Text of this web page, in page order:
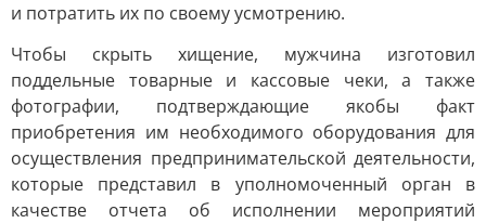
и потратить их по своему усмотрению.
Чтобы скрыть хищение, мужчина изготовил
поддельные товарные и кассовые чеки, а также
фотографии, подтверждающие якобы факт
приобретения им необходимого оборудования для
осуществления предпринимательской деятельности,
которые представил в уполномоченный орган в
качестве отчета об исполнении мероприятий